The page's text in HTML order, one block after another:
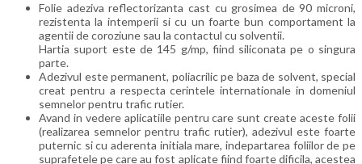
Folie adeziva reflectorizanta cast cu grosimea de 90 microni,
rezistenta la intemperii si cu un foarte bun comportament la
agentii de coroziune sau la contactul cu solventii.
Hartia suport este de 145 g/mp, fiind siliconata pe o singura
parte.
Adezivul este permanent, poliacrilic pe baza de solvent, special
creat pentru a respecta cerintele internationale in domeniul
semnelor pentru trafic rutier.
Avand in vedere aplicatiile pentru care sunt create aceste folii
(realizarea semnelor pentru trafic rutier), adezivul este foarte
puternic si cu aderenta initiala mare, indepartarea foliilor de pe
suprafetele pe care au fost aplicate fiind foarte dificila, acestea